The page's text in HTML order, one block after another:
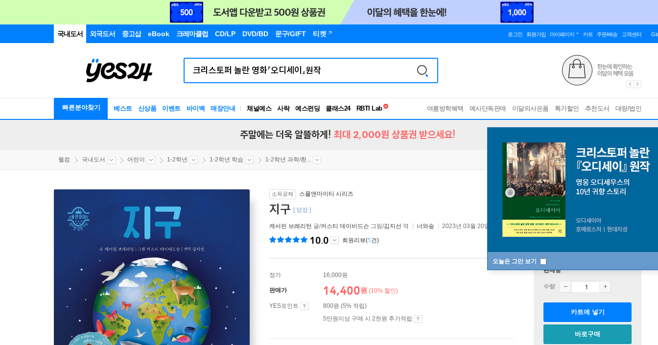
국내도서 외국도서 중고샵 eBook 크레마클럽 CD/LP DVD/BD 문구/GIFT 티켓 로그인 회원가입 마이페이지 카트 주문/배송 고객센터
빠른분야찾기 베스트 신상품 이벤트 바이백 매장안내 채널예스 사락 예스펀딩 클래스24
독서유형검사
RBTI Lab
여름방학혜택 예사단독판매 이달의사은품 특가할인 추천도서 대량/법인
오늘은 그만 보기
주말에는 더욱 알뜰하게! 최대 2,000원 상품권 받으세요!
웰컴 국내도서 어린이 1-2학년 1-2학년 학습 1-2학년 과학/환...
소득공제 스몰앤마이티 시리즈
지구 [ 양장 ]
캐서린 브레리턴 글/커스티 데이비드슨 그림/김지선 역 너와숲 2023년 03월 20일
10.0 회원리뷰(5건)
정가 16,000원
판매가 14,400원 (10% 할인)
YES포인트
800원 (5% 적립)
5만원이상 구매 시 2천원 추가적립
판매중
수량
카트에 넣기
바로구매